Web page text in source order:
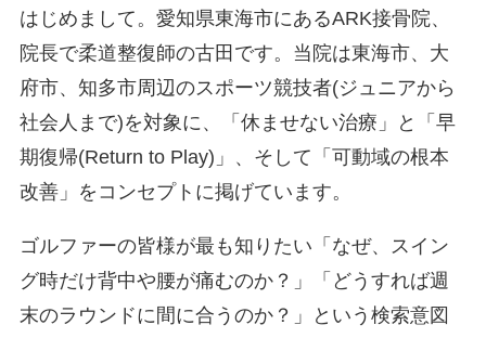
はじめまして。愛知県東海市にあるARK接骨院、
院長で柔道整復師の古田です。当院は東海市、大
府市、知多市周辺のスポーツ競技者(ジュニアから
社会人まで)を対象に、「休ませない治療」と「早
期復帰(Return to Play)」、そして「可動域の根本
改善」をコンセプトに掲げています。
ゴルファーの皆様が最も知りたい「なぜ、スイン
グ時だけ背中や腰が痛むのか？」「どうすれば週
末のラウンドに間に合うのか？」という検索意図